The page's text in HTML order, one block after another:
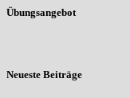
Übungsangebot
Neueste Beiträge